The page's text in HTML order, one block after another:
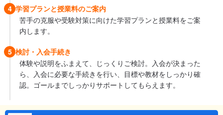
4 学習プランと授業料のご案内
苦手の克服や受験対策に向けた学習プランと授業料をご案
内します。
5 検討・入会手続き
体験や説明をふまえて、じっくりご検討。入会が決まった
ら、入会に必要な手続きを行い、目標や教材をしっかり確
認。ゴールまでしっかりサポートしてもらえます。